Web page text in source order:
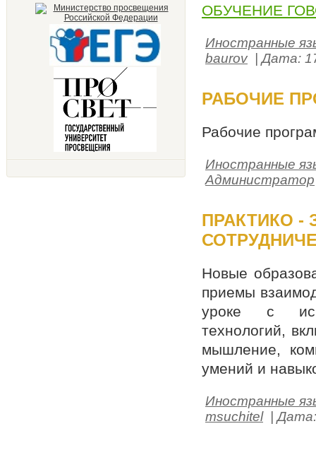
ОБУЧЕНИЕ
Иностранные
baurov
| Дата:
РАБОЧИЕ
Рабочие
Иностранные
Администратор
ПРАКТИКО -
Новые
приемы
уроке с
технологий,
мышление,
умений и
Иностранные
msuchitel
|